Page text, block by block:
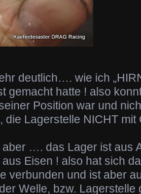
deutlich…. wie ich
gemacht hatte ! also
Position war und
die Lagerstelle NICHT mit
…. das Lager ist aus
Eisen ! also hat sich
verbunden und ist aber
Welle, bzw.